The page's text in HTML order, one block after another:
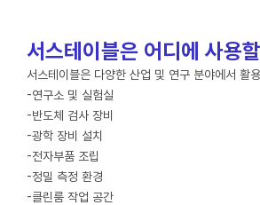
서스테이블은 어디에 사용
서스테이블은 다양한 산업 및 연구 분야에서 활
-연구소 및 실험실
-반도체 검사 장비
-광학 장비 설치
-전자부품 조립
-정밀 측정 환경
-클린룸 작업 공간